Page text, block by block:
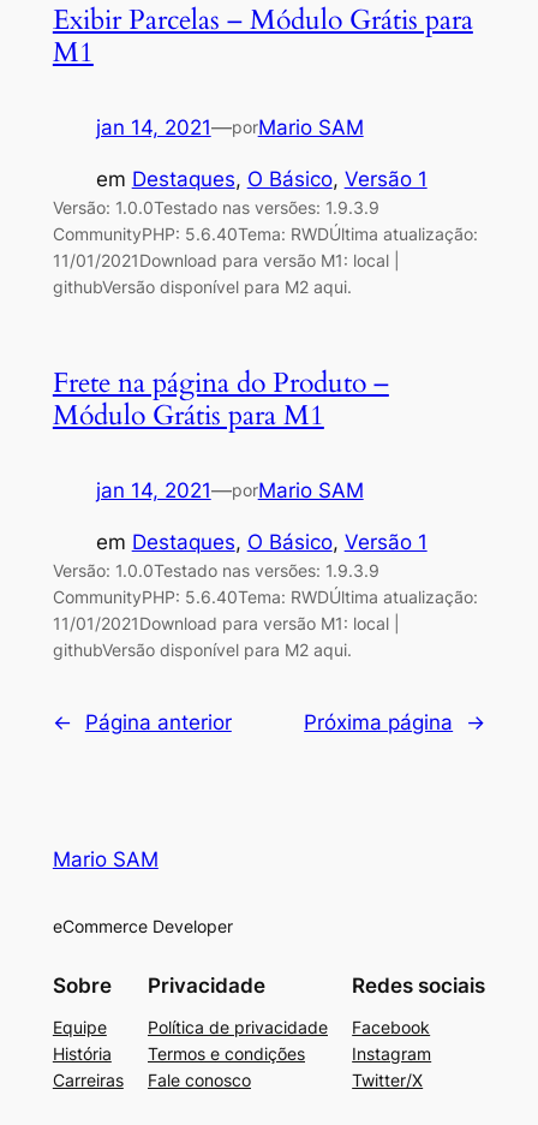
Exibir Parcelas – Módulo Grátis para
M1
jan 14, 2021—porMario SAM
em Destaques, O Básico, Versão 1
Versão: 1.0.0Testado nas versões: 1.9.3.9
CommunityPHP: 5.6.40Tema: RWDÚltima atualização:
11/01/2021Download para versão M1: local |
githubVersão disponível para M2 aqui.
Frete na página do Produto –
Módulo Grátis para M1
jan 14, 2021—porMario SAM
em Destaques, O Básico, Versão 1
Versão: 1.0.0Testado nas versões: 1.9.3.9
CommunityPHP: 5.6.40Tema: RWDÚltima atualização:
11/01/2021Download para versão M1: local |
githubVersão disponível para M2 aqui.
← Página anterior Próxima página →
Mario SAM
eCommerce Developer
Sobre
Equipe
História
Carreiras
Privacidade
Política de privacidade
Termos e condições
Fale conosco
Redes sociais
Facebook
Instagram
Twitter/X